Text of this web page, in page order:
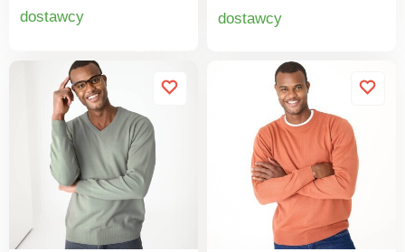
błyskawicznym. Długie
dołu. Można prać w
pralce.
dostawcy
Elastyczne ściągacze.
temperaturze 30°C w
cyklu wełny.
dostawcy